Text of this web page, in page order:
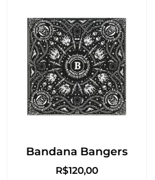
Bandana Bangers
R$120,00